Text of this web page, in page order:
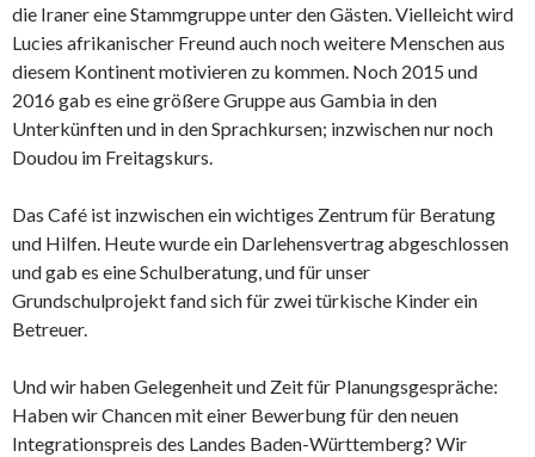
die Iraner eine Stammgruppe unter den Gästen. Vielleicht wird
Lucies afrikanischer Freund auch noch weitere Menschen aus
diesem Kontinent motivieren zu kommen. Noch 2015 und
2016 gab es eine größere Gruppe aus Gambia in den
Unterkünften und in den Sprachkursen; inzwischen nur noch
Doudou im Freitagskurs.
Das Café ist inzwischen ein wichtiges Zentrum für Beratung
und Hilfen. Heute wurde ein Darlehensvertrag abgeschlossen
und gab es eine Schulberatung, und für unser
Grundschulprojekt fand sich für zwei türkische Kinder ein
Betreuer.
Und wir haben Gelegenheit und Zeit für Planungsgespräche:
Haben wir Chancen mit einer Bewerbung für den neuen
Integrationspreis des Landes Baden-Württemberg? Wir